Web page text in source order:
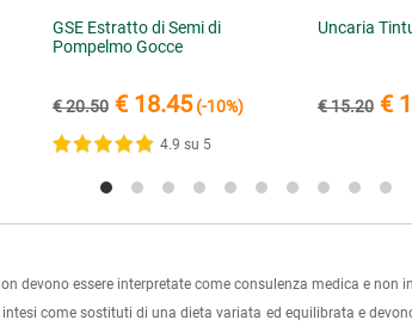
GSE Estratto di Semi di
Pompelmo Gocce
€ 20.50 € 18.45(-10%)
4.9 su 5
Uncaria
€ 15.20 €
devono essere interpretate come consulenza medica e non
intesi come sostituti di una dieta variata ed equilibrata e